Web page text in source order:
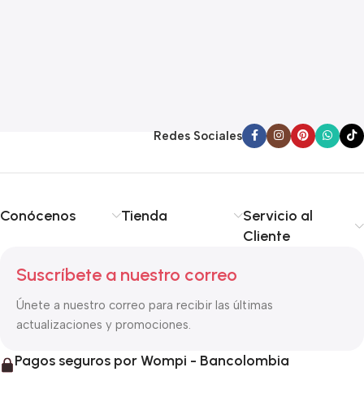
Redes Sociales
Conócenos Tienda
Servicio al
Cliente
Suscríbete a nuestro correo
Únete a nuestro correo para recibir las últimas
actualizaciones y promociones.
Pagos seguros por Wompi - Bancolombia